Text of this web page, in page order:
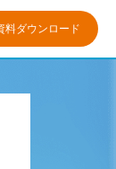
料ダウンロード